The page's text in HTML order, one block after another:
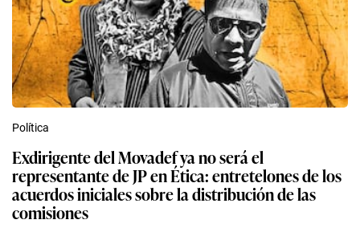
Política
Exdirigente del Movadef ya no será el
representante de JP en Ética: entretelones de los
acuerdos iniciales sobre la distribución de las
comisiones